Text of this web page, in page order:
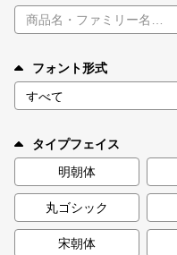
年間ライセンス商品
キャンペーン一覧
カート 0
フォント形式
タイプフェイス
明朝体
丸ゴシック
宋朝体